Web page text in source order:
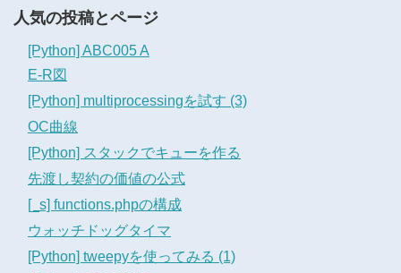
人気の投稿とページ
[Python] ABC005 A
E-R図
[Python] multiprocessingを試す (3)
OC曲線
[Python] スタックでキューを作る
先渡し契約の価値の公式
[_s] functions.phpの構成
ウォッチドッグタイマ
[Python] tweepyを使ってみる (1)